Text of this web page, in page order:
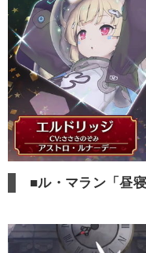
■ル・マラン「昼